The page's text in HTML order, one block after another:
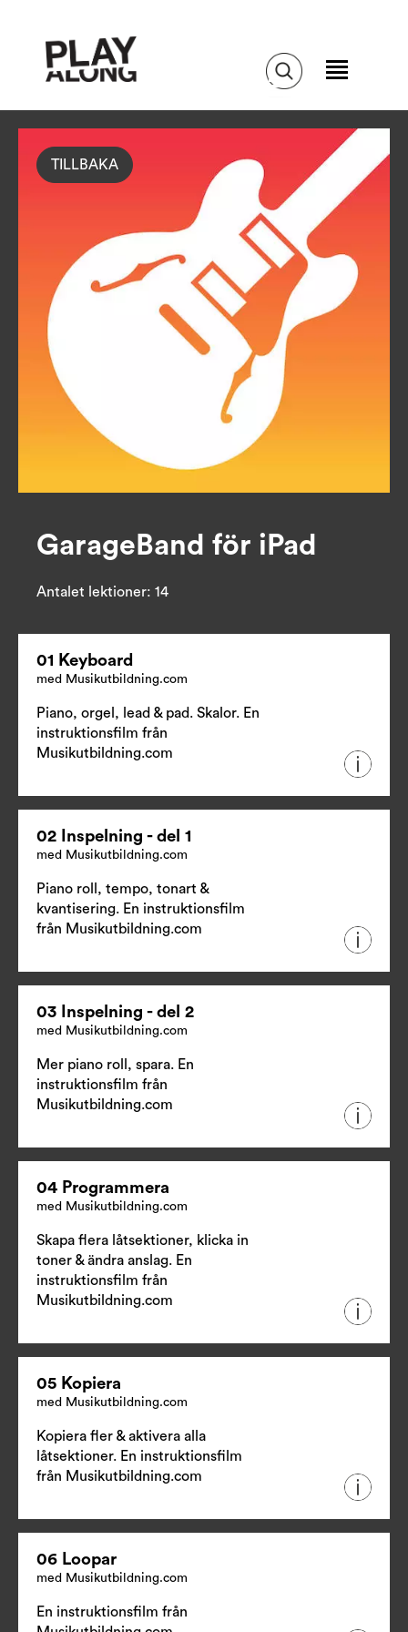
TILLBAKA
GarageBand för iPad
Antalet lektioner: 14
01 Keyboard
med Musikutbildning.com
Piano, orgel, lead & pad. Skalor. En
instruktionsfilm från
Musikutbildning.com
02 Inspelning - del 1
med Musikutbildning.com
Piano roll, tempo, tonart &
kvantisering. En instruktionsfilm
från Musikutbildning.com
03 Inspelning - del 2
med Musikutbildning.com
Mer piano roll, spara. En
instruktionsfilm från
Musikutbildning.com
04 Programmera
med Musikutbildning.com
Skapa flera låtsektioner, klicka in
toner & ändra anslag. En
instruktionsfilm från
Musikutbildning.com
05 Kopiera
med Musikutbildning.com
Kopiera fler & aktivera alla
låtsektioner. En instruktionsfilm
från Musikutbildning.com
06 Loopar
med Musikutbildning.com
En instruktionsfilm från